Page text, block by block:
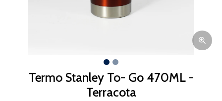
Termo Stanley To- Go 470ML -
Terracota